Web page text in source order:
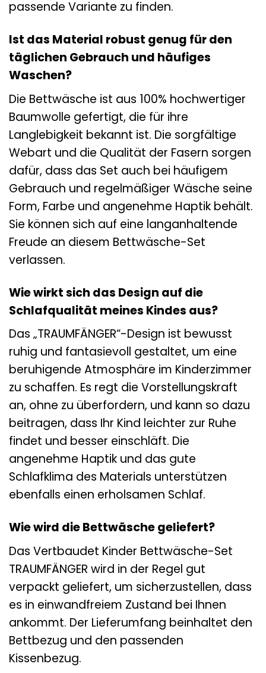
passende Variante zu finden.
Ist das Material robust genug für den
täglichen Gebrauch und häufiges
Waschen?
Die Bettwäsche ist aus 100% hochwertiger
Baumwolle gefertigt, die für ihre
Langlebigkeit bekannt ist. Die sorgfältige
Webart und die Qualität der Fasern sorgen
dafür, dass das Set auch bei häufigem
Gebrauch und regelmäßiger Wäsche seine
Form, Farbe und angenehme Haptik behält.
Sie können sich auf eine langanhaltende
Freude an diesem Bettwäsche-Set
verlassen.
Wie wirkt sich das Design auf die
Schlafqualität meines Kindes aus?
Das „TRAUMFÄNGER“-Design ist bewusst
ruhig und fantasievoll gestaltet, um eine
beruhigende Atmosphäre im Kinderzimmer
zu schaffen. Es regt die Vorstellungskraft
an, ohne zu überfordern, und kann so dazu
beitragen, dass Ihr Kind leichter zur Ruhe
findet und besser einschläft. Die
angenehme Haptik und das gute
Schlafklima des Materials unterstützen
ebenfalls einen erholsamen Schlaf.
Wie wird die Bettwäsche geliefert?
Das Vertbaudet Kinder Bettwäsche-Set
TRAUMFÄNGER wird in der Regel gut
verpackt geliefert, um sicherzustellen, dass
es in einwandfreiem Zustand bei Ihnen
ankommt. Der Lieferumfang beinhaltet den
Bettbezug und den passenden
Kissenbezug.